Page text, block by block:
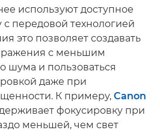
используют доступное
передовой технологией
это позволяет создавать
с меньшим
шума и пользоваться
даже при
К примеру, Canon
фокусировку при
меньшей, чем свет